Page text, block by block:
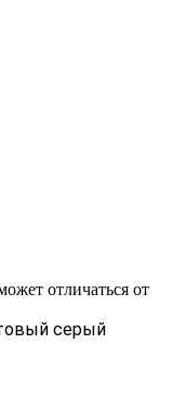
отличаться от
серый